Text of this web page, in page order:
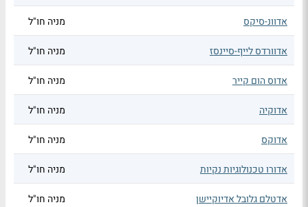
אדוונ-סיקס מניה חו"ל
אדוורדס לייף-סיינסז מניה חו"ל
אדוס הום קייר מניה חו"ל
אדוקיה מניה חו"ל
אדוקס מניה חו"ל
אדורו טכנולוגיות נקיות מניה חו"ל
אדטלם גלובל אדיוקיישן מניה חו"ל